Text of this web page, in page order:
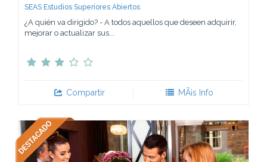
SEAS Estudios Superiores Abiertos
¿A quién va dirigido? - A todos aquellos que deseen adquirir,
mejorar o actualizar sus...
Compartir MÃ¡s Info